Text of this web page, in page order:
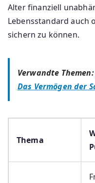
Alter finanziell
Lebensstandard auch
sichern zu können.
Verwandte
Das Vermögen der
Thema